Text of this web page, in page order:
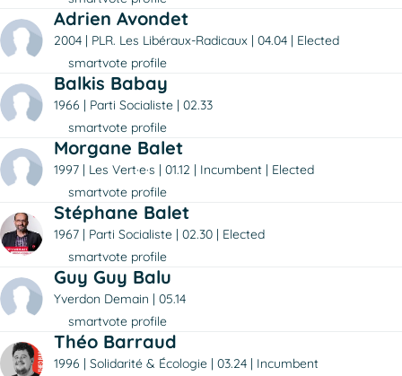
Adrien Avondet
2004 PLR. Les Libéraux-Radicaux 04.04
Elected
smartvote profile
Balkis Babay
1966 Parti Socialiste
02.33
smartvote profile
Morgane Balet
1997 Les Vert·e·s 01.12 Incumbent
Elected
smartvote profile
Stéphane Balet
1967 Parti Socialiste 02.30
Elected
smartvote profile
Guy Guy Balu
Yverdon Demain
05.14
smartvote profile
Théo Barraud
1996 Solidarité & Écologie 03.24
Incumbent